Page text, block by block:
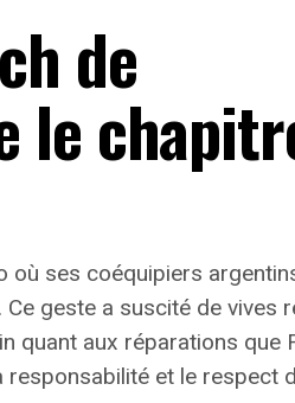
de
le
ses coéquipiers
geste a suscité de vives
quant aux réparations que
et le respect